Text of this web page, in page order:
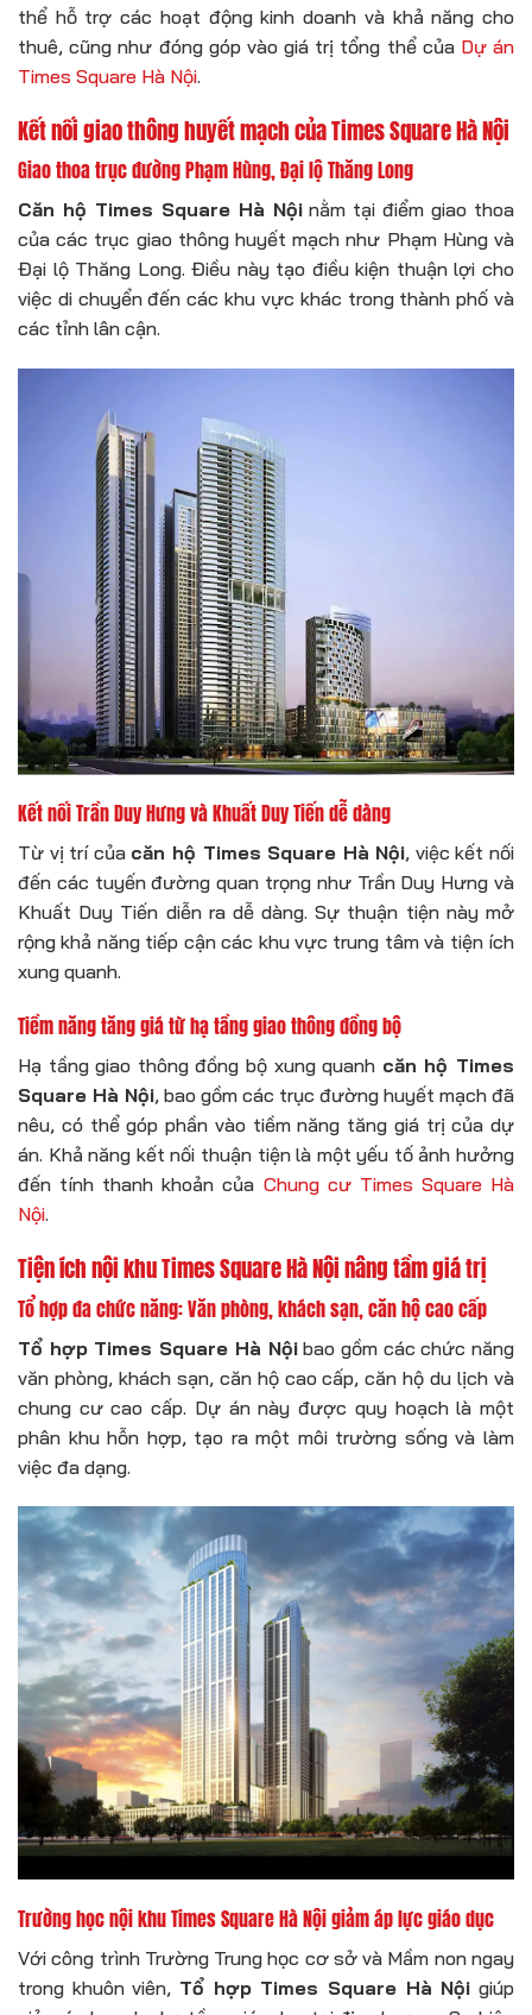
thể hỗ trợ các hoạt động kinh doanh và khả năng cho
thuê, cũng như đóng góp vào giá trị tổng thể của Dự án
Times Square Hà Nội.
Kết nối giao thông huyết mạch của Times Square Hà Nội
Giao thoa trục đường Phạm Hùng, Đại lộ Thăng Long
Căn hộ Times Square Hà Nộinằm tại điểm giao thoa
của các trục giao thông huyết mạch như Phạm Hùng và
Đại lộ Thăng Long. Điều này tạo điều kiện thuận lợi cho
việc di chuyển đến các khu vực khác trong thành phố và
các tỉnh lân cận.
Kết nối Trần Duy Hưng và Khuất Duy Tiến dễ dàng
Từ vị trí của căn hộ Times Square Hà Nội, việc kết nối
đến các tuyến đường quan trọng như Trần Duy Hưng và
Khuất Duy Tiến diễn ra dễ dàng. Sự thuận tiện này mở
rộng khả năng tiếp cận các khu vực trung tâm và tiện ích
xung quanh.
Tiềm năng tăng giá từ hạ tầng giao thông đồng bộ
Hạ tầng giao thông đồng bộ xung quanh căn hộ Times
Square Hà Nội, bao gồm các trục đường huyết mạch đã
nêu, có thể góp phần vào tiềm năng tăng giá trị của dự
án. Khả năng kết nối thuận tiện là một yếu tố ảnh hưởng
đến tính thanh khoản của Chung cư Times Square Hà
Nội.
Tiện ích nội khu Times Square Hà Nội nâng tầm giá trị
Tổ hợp đa chức năng: Văn phòng, khách sạn, căn hộ cao cấp
Tổ hợp Times Square Hà Nộibao gồm các chức năng
văn phòng, khách sạn, căn hộ cao cấp, căn hộ du lịch và
chung cư cao cấp. Dự án này được quy hoạch là một
phân khu hỗn hợp, tạo ra một môi trường sống và làm
việc đa dạng.
Trường học nội khu Times Square Hà Nội giảm áp lực giáo dục
Với công trình Trường Trung học cơ sở và Mầm non ngay
trong khuôn viên, Tổ hợp Times Square Hà Nội giúp